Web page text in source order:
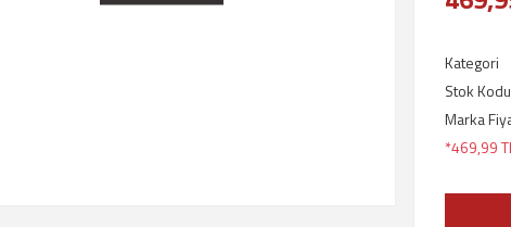
Kategori
Stok Kodu
Marka
*469,99